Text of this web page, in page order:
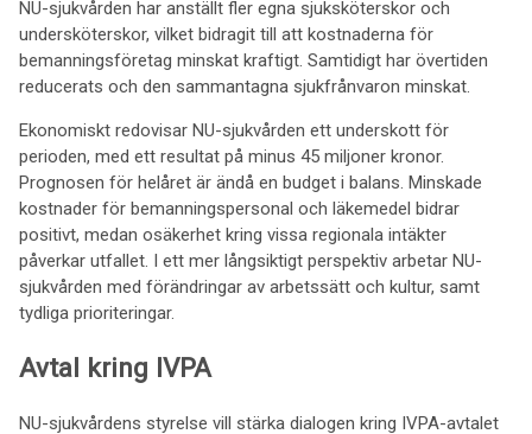
NU-sjukvården har anställt fler egna sjuksköterskor och
undersköterskor, vilket bidragit till att kostnaderna för
bemanningsföretag minskat kraftigt. Samtidigt har övertiden
reducerats och den sammantagna sjukfrånvaron minskat.
Ekonomiskt redovisar NU-sjukvården ett underskott för
perioden, med ett resultat på minus 45 miljoner kronor.
Prognosen för helåret är ändå en budget i balans. Minskade
kostnader för bemanningspersonal och läkemedel bidrar
positivt, medan osäkerhet kring vissa regionala intäkter
påverkar utfallet. I ett mer långsiktigt perspektiv arbetar NU-
sjukvården med förändringar av arbetssätt och kultur, samt
tydliga prioriteringar.
Avtal kring IVPA
NU-sjukvårdens styrelse vill stärka dialogen kring IVPA-avtalet